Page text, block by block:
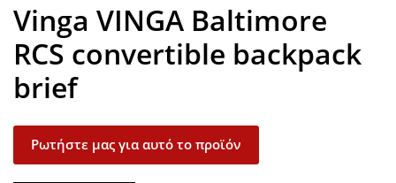
Vinga VINGA Baltimore
RCS convertible backpack
brief
Ρωτήστε μας για αυτό το προϊόν